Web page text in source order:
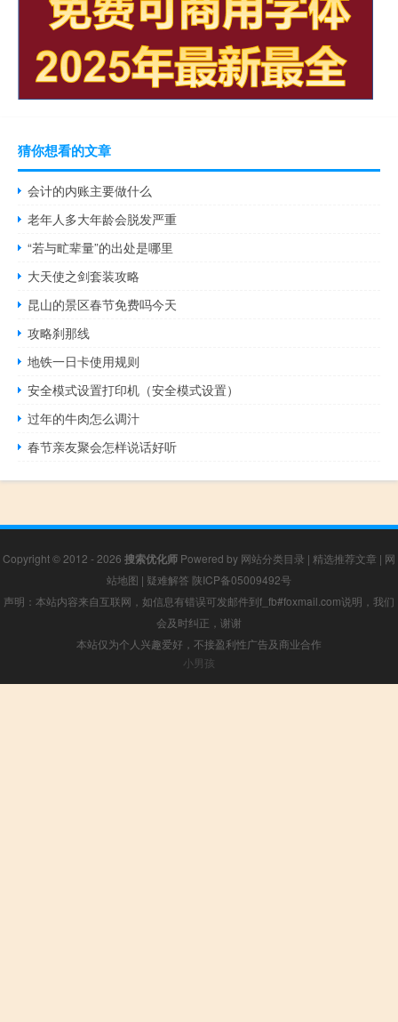
猜你想看的文章
会计的内账主要做什么
老年人多大年龄会脱发严重
“若与甿辈量”的出处是哪里
大天使之剑套装攻略
昆山的景区春节免费吗今天
攻略刹那线
地铁一日卡使用规则
安全模式设置打印机（安全模式设置）
过年的牛肉怎么调汁
春节亲友聚会怎样说话好听
Copyright © 2012 - 2026 搜索优化师 Powered by 网站分类目录 | 精选推荐文章 | 网
站地图 | 疑难解答 陕ICP备05009492号
声明：本站内容来自互联网，如信息有错误可发邮件到f_fb#foxmail.com说明，我们
会及时纠正，谢谢
本站仅为个人兴趣爱好，不接盈利性广告及商业合作
小男孩